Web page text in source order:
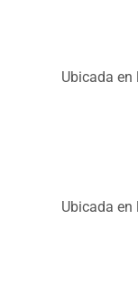
Ubicada
Ubicada